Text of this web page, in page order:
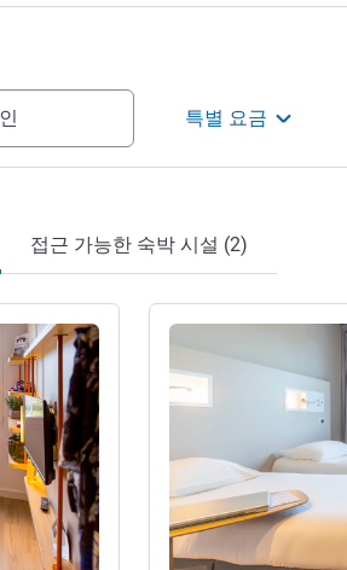
특별 요금
접근 가능한 숙박 시설 (2)
세부 정보 보기